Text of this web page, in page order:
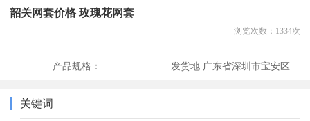
韶关网套价格 玫瑰花网套
浏览次数： 1334次
产品规格： 发货地:广东省深圳市宝安区
关键词